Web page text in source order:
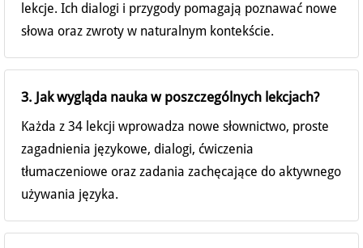
lekcje. Ich dialogi i przygody pomagają poznawać nowe
słowa oraz zwroty w naturalnym kontekście.
3. Jak wygląda nauka w poszczególnych lekcjach?
Każda z 34 lekcji wprowadza nowe słownictwo, proste
zagadnienia językowe, dialogi, ćwiczenia
tłumaczeniowe oraz zadania zachęcające do aktywnego
używania języka.